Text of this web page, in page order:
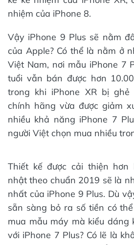
nhiệm của iPhone 8.
Vậy iPhone 9 Plus sẽ nằm
của Apple? Có thể là nằm ở
Việt Nam, nơi mẫu iPhone 7
tuổi vẫn bán được hơn
trong khi iPhone XR bị
chính hãng vừa được giảm
nhiều khả năng iPhone 7
người Việt chọn mua nhiều
Thiết kế được cải thiện
nhật theo chuẩn 2019 sẽ là
nhất của iPhone 9 Plus. Dù
sẵn sàng bỏ ra số tiền có
mua mẫu máy mà kiểu dáng
với iPhone 7 Plus? Có lẽ là